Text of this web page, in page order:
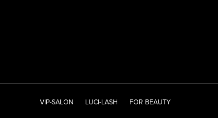
VIP-SALON LUCI-LASH FOR BEAUTY